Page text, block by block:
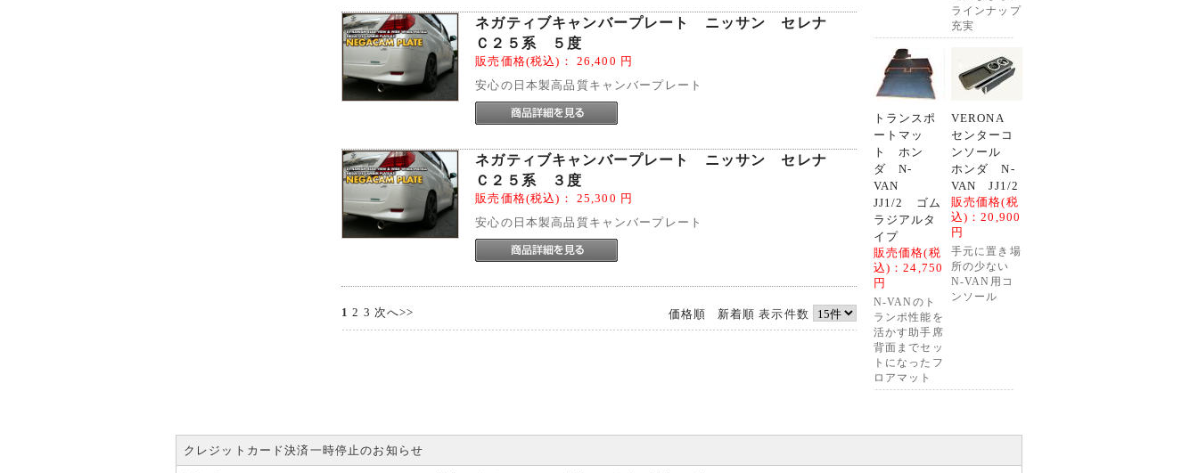
ネガティブキャンバープレート ニッサン セレナ
Ｃ２５系 ５度
販売価格(税込)： 26,400 円
安心の日本製高品質キャンバープレート
ネガティブキャンバープレート ニッサン セレナ
Ｃ２５系 ３度
販売価格(税込)： 25,300 円
安心の日本製高品質キャンバープレート
価格順 新着順 表示件数
1 2 3 次へ>>
ラインナップ
充実
トランスポ
ートマッ
ト ホン
ダ N-
VAN
JJ1/2 ゴム
ラジアルタ
イプ
販売価格(税
込)：24,750
円
N-VANのト
ランポ性能を
活かす助手席
背面までセッ
トになったフ
ロアマット
VERONA
センターコ
ンソール
ホンダ N-
VAN JJ1/2
販売価格(税
込)：20,900
円
手元に置き場
所の少ない
N-VAN用コ
ンソール
クレジットカード決済一時停止のお知らせ